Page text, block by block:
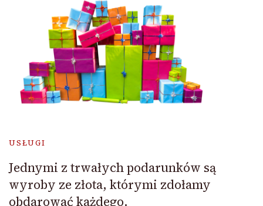
USŁUGI
Jednymi z trwałych podarunków są
wyroby ze złota, którymi zdołamy
obdarować każdego.